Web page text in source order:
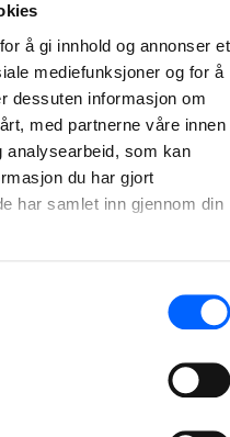
å gi innhold og annonser et
mediefunksjoner og for å
dessuten informasjon om
med partnerne våre innen
analysearbeid, som kan
du har gjort
har samlet inn gjennom din
NCC har så langt i år signert ni asfaltkontrakter med Statens Vegvesen og fylkeskommuner. Oppdragene løper over ett år og samlet har kontraktene en verdi på om lag 555 millioner norske kroner.